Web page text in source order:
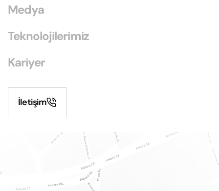
Medya
Teknolojilerimiz
Kariyer
İletişim